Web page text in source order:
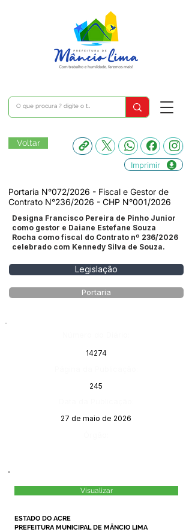
Voltar
Imprimir
Portaria N°072/2026 - Fiscal e Gestor de
Contrato N°236/2026 - CHP N°001/2026
Designa Francisco Pereira de Pinho Junior
como gestor e Daiane Estefane Souza
Rocha como fiscal do Contrato nº 236/2026
celebrado com Kennedy Silva de Souza.
Legislação
Portaria
14274
245
27 de maio de 2026
Visualizar
ESTADO DO ACRE
PREFEITURA MUNICIPAL DE MÂNCIO LIMA